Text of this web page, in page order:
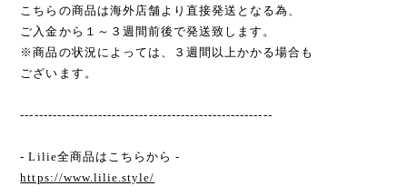
こちらの商品は海外店舗より直接発送となる為、
ご入金から１～３週間前後で発送致します。
※商品の状況によっては、３週間以上かかる場合も
ございます。
-------------------------------------------------------
- Lilie全商品はこちらから -
https://www.lilie.style/